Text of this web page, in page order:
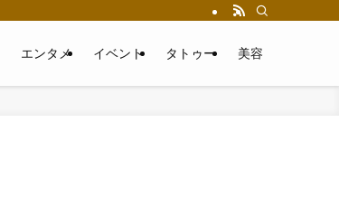
エンタメ イベント タトゥー 美容